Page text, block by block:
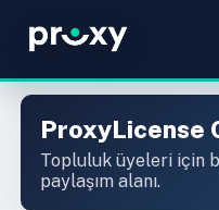
ProxyLicense
Topluluk üyeleri için
paylaşım alanı.